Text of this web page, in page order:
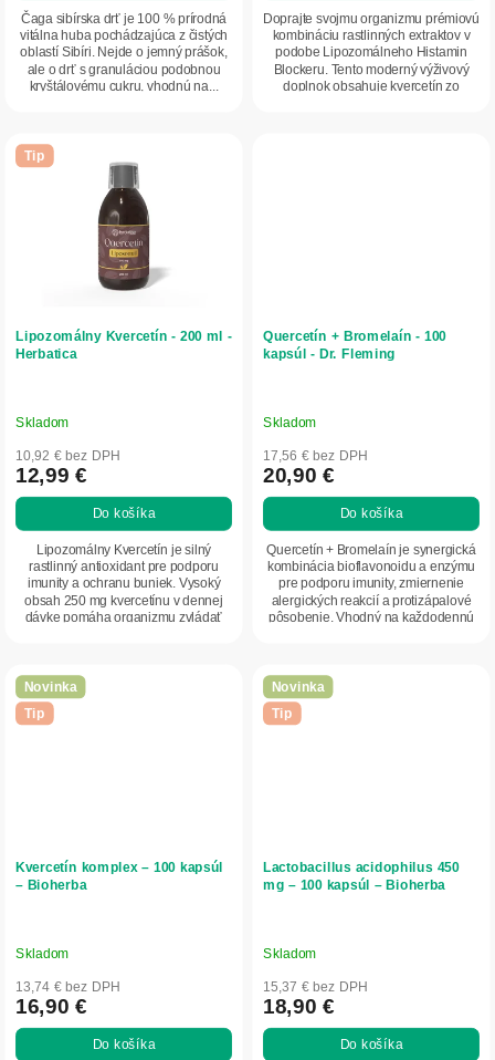
Čaga sibírska drť je 100 % prírodná
vitálna huba pochádzajúca z čistých
oblastí Sibíri. Nejde o jemný prášok,
ale o drť s granuláciou podobnou
kryštálovému cukru, vhodnú na...
Doprajte svojmu organizmu prémiovú
kombináciu rastlinných extraktov v
podobe Lipozomálneho Histamin
Blockeru. Tento moderný výživový
doplnok obsahuje kvercetín zo
Tip
Lipozomálny Kvercetín - 200 ml -
Herbatica
Skladom
10,92 € bez DPH
12,99 €
Do košíka
Lipozomálny Kvercetín je silný
rastlinný antioxidant pre podporu
imunity a ochranu buniek. Vysoký
obsah 250 mg kvercetínu v dennej
dávke pomáha organizmu zvládať
Quercetín + Bromelaín - 100
kapsúl - Dr. Fleming
Skladom
17,56 € bez DPH
20,90 €
Do košíka
Quercetín + Bromelaín je synergická
kombinácia bioflavonoidu a enzýmu
pre podporu imunity, zmiernenie
alergických reakcií a protizápalové
pôsobenie. Vhodný na každodennú
Novinka
Tip
Kvercetín komplex – 100 kapsúl
– Bioherba
Skladom
13,74 € bez DPH
16,90 €
Do košíka
Novinka
Tip
Lactobacillus acidophilus 450
mg – 100 kapsúl – Bioherba
Skladom
15,37 € bez DPH
18,90 €
Do košíka